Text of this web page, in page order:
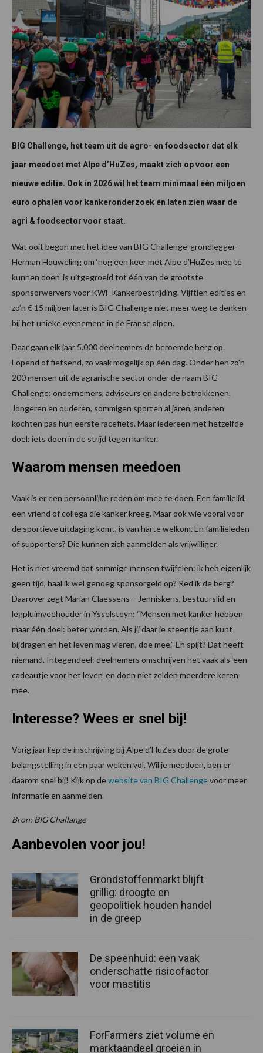
BIG Challenge, het team uit de agro- en foodsector dat elk
jaar meedoet met Alpe d’HuZes, maakt zich op voor een
nieuwe editie. Ook in 2026 wil het team minimaal één miljoen
euro ophalen voor kankeronderzoek én laten zien waar de
agri & foodsector voor staat.
Wat ooit begon met het idee van BIG Challenge-grondlegger
Herman Houweling om ‘nog een keer met Alpe d’HuZes mee te
kunnen doen’ is uitgegroeid tot één van de grootste
sponsorwervers voor KWF Kankerbestrijding. Vijftien edities en
zo’n € 15 miljoen later is BIG Challenge niet meer weg te denken
bij het unieke evenement in de Franse alpen.
Daar gaan elk jaar 5.000 deelnemers de beroemde berg op.
Lopend of fietsend, zo vaak mogelijk op één dag. Onder hen zo’n
200 mensen uit de agrarische sector onder de naam BIG
Challenge: ondernemers, adviseurs en andere betrokkenen.
Jongeren en ouderen, sommigen sporten al jaren, anderen
kochten pas hun eerste racefiets. Maar iedereen met hetzelfde
doel: iets doen in de strijd tegen kanker.
Waarom mensen meedoen
Vaak is er een persoonlijke reden om mee te doen. Een familielid,
een vriend of collega die kanker kreeg. Maar ook wie vooral voor
de sportieve uitdaging komt, is van harte welkom. En familieleden
of supporters? Die kunnen zich aanmelden als vrijwilliger.
Het is niet vreemd dat sommige mensen twijfelen: ik heb eigenlijk
geen tijd, haal ik wel genoeg sponsorgeld op? Red ik de berg?
Daarover zegt Marian Claessens – Jenniskens, bestuurslid en
legpluimveehouder in Ysselsteyn: “Mensen met kanker hebben
maar één doel: beter worden. Als jij daar je steentje aan kunt
bijdragen en het leven mag vieren, doe mee.” En spijt? Dat heeft
niemand. Integendeel: deelnemers omschrijven het vaak als ‘een
cadeautje voor het leven’ en doen niet zelden meerdere keren
mee.
Interesse? Wees er snel bij!
Vorig jaar liep de inschrijving bij Alpe d’HuZes door de grote
belangstelling in een paar weken vol. Wil je meedoen, ben er
daarom snel bij! Kijk op dewebsite van BIG Challengevoor meer
informatie en aanmelden.
Bron: BIG Challange
Aanbevolen voor jou!
Grondstoffenmarkt blijft
grillig: droogte en
geopolitiek houden handel
in de greep
De speenhuid: een vaak
onderschatte risicofactor
voor mastitis
ForFarmers ziet volume en
marktaandeel groeien in